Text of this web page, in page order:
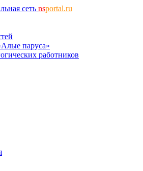
сеть nsportal.ru
паруса»
работников